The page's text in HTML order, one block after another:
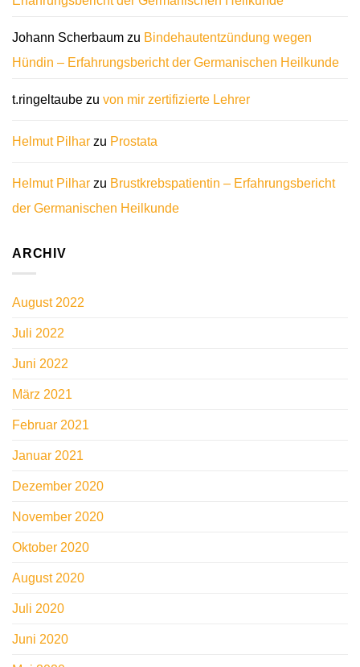
Johann Scherbaum zu Bindehautentzündung wegen
Hündin – Erfahrungsbericht der Germanischen Heilkunde
t.ringeltaube zu von mir zertifizierte Lehrer
Helmut Pilhar zu Prostata
Helmut Pilhar zu Brustkrebspatientin – Erfahrungsbericht
der Germanischen Heilkunde
ARCHIV
August 2022
Juli 2022
Juni 2022
März 2021
Februar 2021
Januar 2021
Dezember 2020
November 2020
Oktober 2020
August 2020
Juli 2020
Juni 2020